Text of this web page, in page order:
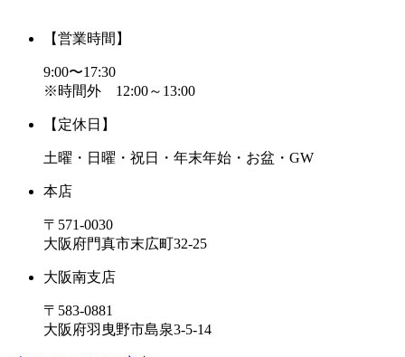
【営業時間】
9:00〜17:30
※時間外 12:00～13:00
【定休日】
土曜・日曜・祝日・年末年始・お盆・GW
本店
〒571-0030
大阪府門真市末広町32-25
大阪南支店
〒583-0881
大阪府羽曳野市島泉3-5-14